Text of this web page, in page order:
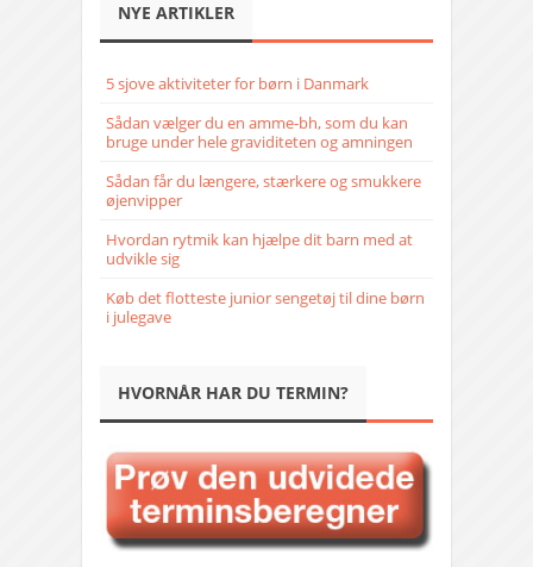
NYE ARTIKLER
5 sjove aktiviteter for børn i Danmark
Sådan vælger du en amme-bh, som du kan
bruge under hele graviditeten og amningen
Sådan får du længere, stærkere og smukkere
øjenvipper
Hvordan rytmik kan hjælpe dit barn med at
udvikle sig
Køb det flotteste junior sengetøj til dine børn
i julegave
HVORNÅR HAR DU TERMIN?